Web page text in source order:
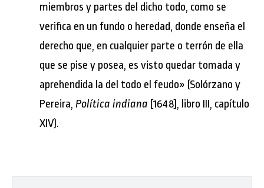
miembros y partes del dicho todo, como se
verifica en un fundo o heredad, donde enseña el
derecho que, en cualquier parte o terrón de ella
que se pise y posea, es visto quedar tomada y
aprehendida la del todo el feudo» (Solórzano y
Pereira, Política indiana [1648], libro III, capítulo
XIV).